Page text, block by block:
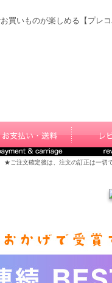
買いものが楽しめる【プレコ
★ご注文確定後は、注文の訂正は一切